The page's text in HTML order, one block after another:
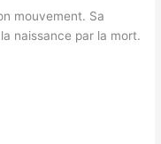
mouvement. Sa
naissance par la mort.